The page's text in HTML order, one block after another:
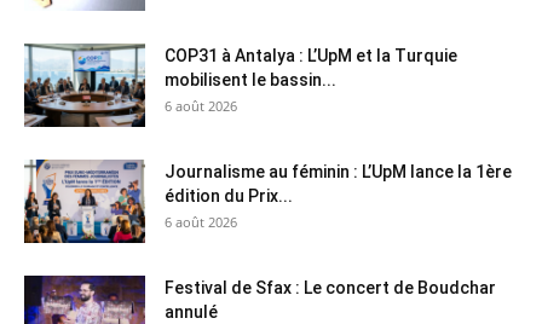
COP31 à Antalya : L’UpM et la Turquie
mobilisent le bassin...
6 août 2026
Journalisme au féminin : L’UpM lance la 1ère
édition du Prix...
6 août 2026
Festival de Sfax : Le concert de Boudchar
annulé